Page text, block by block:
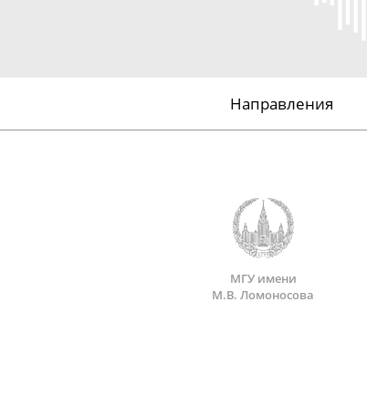
Направления
МГУ имени
М.В. Ломоносова